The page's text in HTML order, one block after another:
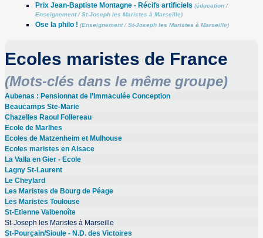
Prix Jean-Baptiste Montagne - Récifs artificiels (éducation /
Enseignement/St-Joseph les Maristes à Marseille)
Ose la philo ! (Enseignement/St-Joseph les Maristes à Marseille)
Ecoles maristes de France
(Mots-clés dans le même groupe)
Aubenas : Pensionnat de l’Immaculée Conception
Beaucamps Ste-Marie
Chazelles Raoul Follereau
Ecole de Marlhes
Ecoles de Matzenheim et Mulhouse
Ecoles maristes en Alsace
La Valla en Gier - Ecole
Lagny St-Laurent
Le Cheylard
Les Maristes de Bourg de Péage
Les Maristes Toulouse
St-Etienne Valbenoîte
St-Joseph les Maristes à Marseille
St-Pourçain/Sioule - N.D. des Victoires